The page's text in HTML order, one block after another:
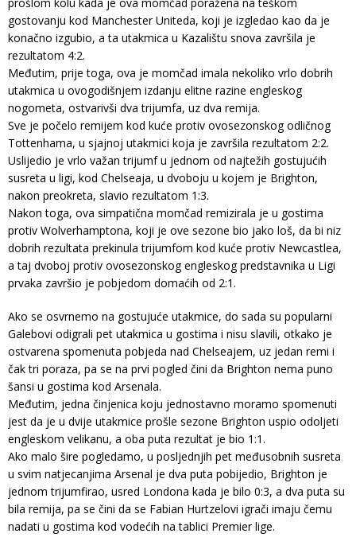
gostovanju kod Manchester Uniteda, koji je izgledao kao da je
konačno izgubio, a ta utakmica u Kazalištu snova završila je
rezultatom 4:2.
Međutim, prije toga, ova je momčad imala nekoliko vrlo dobrih
utakmica u ovogodišnjem izdanju elitne razine engleskog
nogometa, ostvarivši dva trijumfa, uz dva remija.
Sve je počelo remijem kod kuće protiv ovosezonskog odličnog
Tottenhama, u sjajnoj utakmici koja je završila rezultatom 2:2.
Uslijedio je vrlo važan trijumf u jednom od najtežih gostujućih
susreta u ligi, kod Chelseaja, u dvoboju u kojem je Brighton,
nakon preokreta, slavio rezultatom 1:3.
Nakon toga, ova simpatična momčad remizirala je u gostima
protiv Wolverhamptona, koji je ove sezone bio jako loš, da bi niz
dobrih rezultata prekinula trijumfom kod kuće protiv Newcastlea,
a taj dvoboj protiv ovosezonskog engleskog predstavnika u Ligi
prvaka završio je pobjedom domaćih od 2:1.
Ako se osvrnemo na gostujuće utakmice, do sada su popularni
Galebovi odigrali pet utakmica u gostima i nisu slavili, otkako je
ostvarena spomenuta pobjeda nad Chelseajem, uz jedan remi i
čak tri poraza, pa se na prvi pogled čini da Brighton nema puno
šansi u gostima kod Arsenala.
Međutim, jedna činjenica koju jednostavno moramo spomenuti
jest da je u dvije utakmice prošle sezone Brighton uspio odoljeti
engleskom velikanu, a oba puta rezultat je bio 1:1.
Ako malo šire pogledamo, u posljednjih pet međusobnih susreta
u svim natjecanjima Arsenal je dva puta pobijedio, Brighton je
jednom trijumfirao, usred Londona kada je bilo 0:3, a dva puta su
bila remija, pa se čini da se Fabian Hurtzelovi igrači imaju čemu
nadati u gostima kod vodećih na tablici Premier lige.